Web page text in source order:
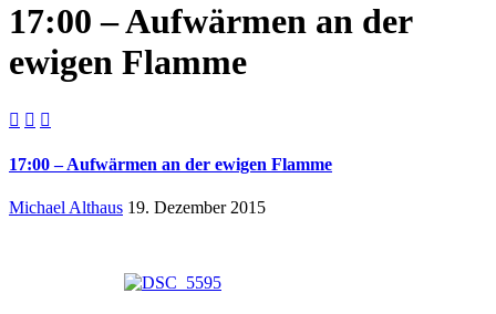
17:00 – Aufwärmen an der
ewigen Flamme
  
17:00 – Aufwärmen an der ewigen Flamme
Michael Althaus 19. Dezember 2015